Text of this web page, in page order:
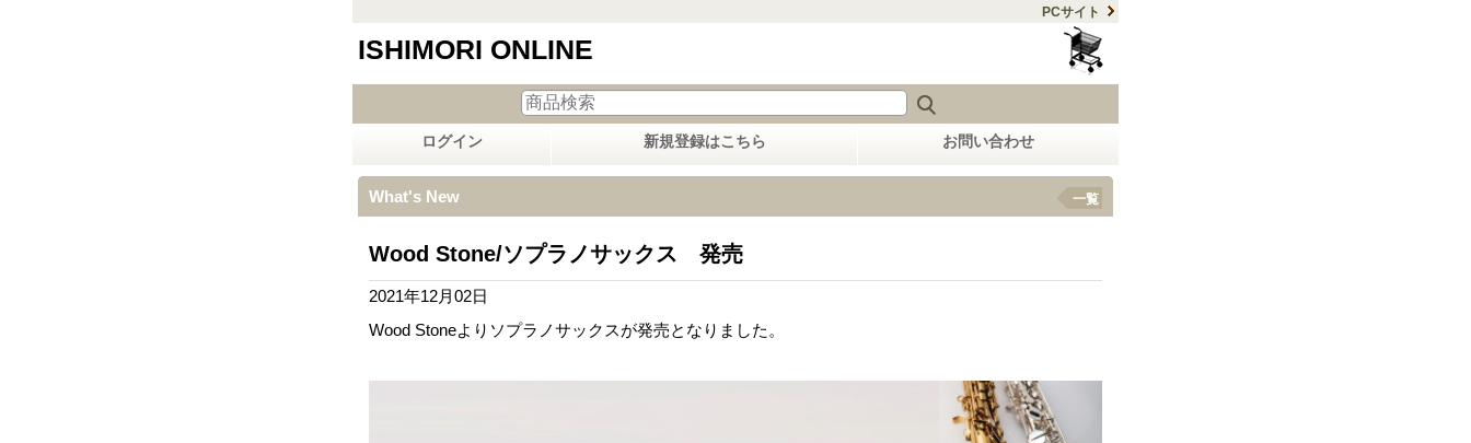
PCサイト
ISHIMORI ONLINE
ログイン 新規登録はこちら お問い合わせ
What's New 一覧
Wood Stone/ソプラノサックス 発売
2021年12月02日
Wood Stoneよりソプラノサックスが発売となりました。